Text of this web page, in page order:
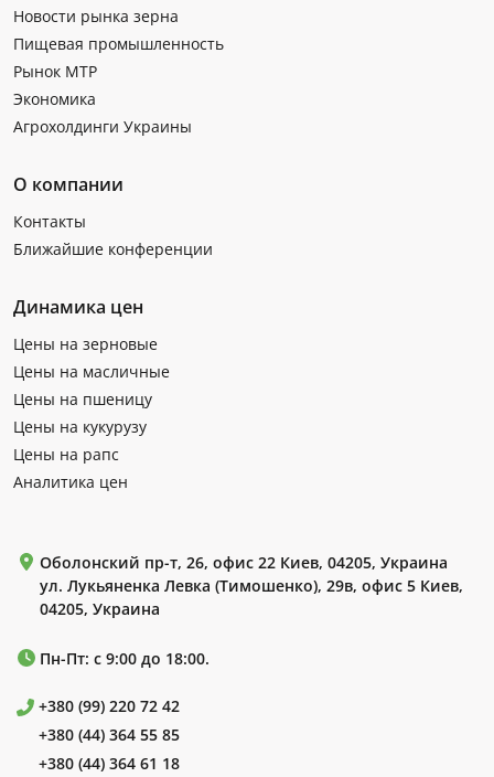
Новости рынка зерна
Пищевая промышленность
Рынок МТР
Экономика
Агрохолдинги Украины
О компании
Контакты
Ближайшие конференции
Динамика цен
Цены на зерновые
Цены на масличные
Цены на пшеницу
Цены на кукурузу
Цены на рапс
Аналитика цен
Оболонский пр-т, 26, офис 22 Киев, 04205, Украина
ул. Лукьяненка Левка (Тимошенко), 29в, офис 5 Киев,
04205, Украина
Пн-Пт: с 9:00 до 18:00.
+380 (99) 220 72 42
+380 (44) 364 55 85
+380 (44) 364 61 18